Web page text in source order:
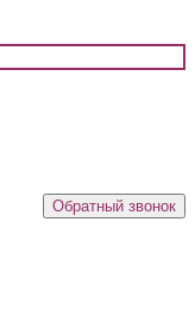
Обратный звонок